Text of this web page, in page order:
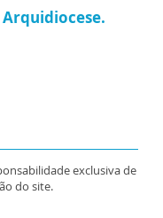
exclusiva de
do site.